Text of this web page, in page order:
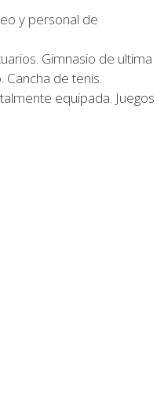
y personal de
Gimnasio de ultima
de tenis.
equipada. Juegos